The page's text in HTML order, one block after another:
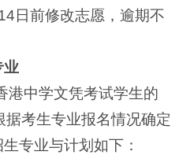
日前修改志愿，逾期不
业
港中学文凭考试学生的
考生专业报名情况确定
专业与计划如下：